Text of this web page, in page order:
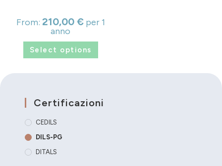
Certificazioni
CEDILS
DILS-PG
DITALS
From: 210,00 € per 1
anno
Select options